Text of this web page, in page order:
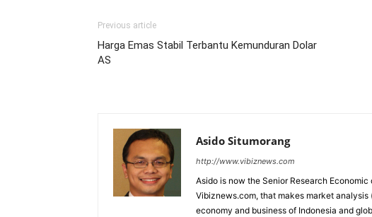
Previous article
Harga Emas Stabil Terbantu Kemunduran Dolar
AS
Asido Situmorang
http://www.vibiznews.com
Asido is now the Senior Research
Vibiznews.com, that makes market
economy and business of Indonesia and